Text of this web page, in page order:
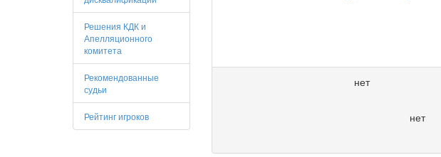
Решения КДК и
Апелляционного
комитета
Рекомендованные
судьи
Рейтинг игроков
нет
нет